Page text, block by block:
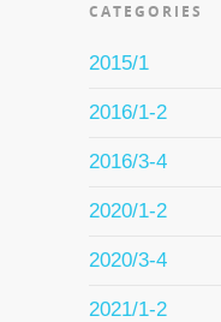
CATEGORIES
2015/1
2016/1-2
2016/3-4
2020/1-2
2020/3-4
2021/1-2